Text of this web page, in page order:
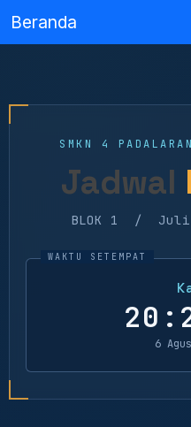
Beranda
SMKN 4
Jadwal
BLOK 1 / Juli
6